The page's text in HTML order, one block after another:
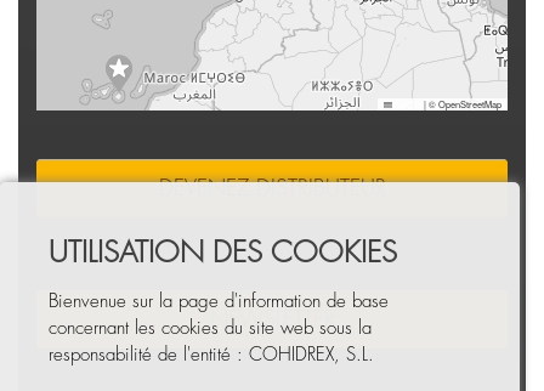
|© OpenStreetMap
DEVENEZ DISTRIBUTEUR
NEWSLETTER
UTILISATION DES COOKIES
Bienvenue sur la page d'information de base
concernant les cookies du site web sous la
responsabilité de l'entité : COHIDREX, S.L.